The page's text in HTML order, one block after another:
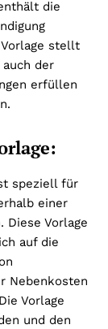
die
stellt
der
erfüllen
speziell für
einer
Diese Vorlage
auf die
Nebenkosten
Vorlage
und den